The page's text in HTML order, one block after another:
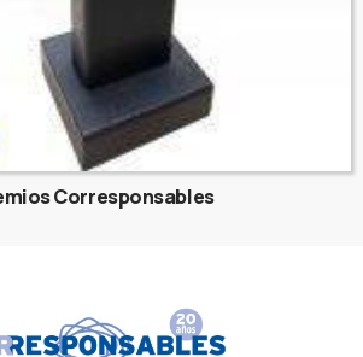
Corresponsables